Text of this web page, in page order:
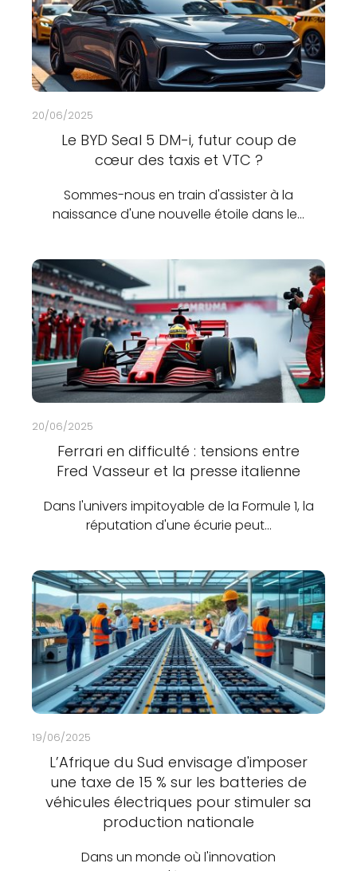
20/06/2025
Le BYD Seal 5 DM-i, futur coup de
cœur des taxis et VTC ?
Sommes-nous en train d'assister à la
naissance d'une nouvelle étoile dans le…
20/06/2025
Ferrari en difficulté : tensions entre
Fred Vasseur et la presse italienne
Dans l'univers impitoyable de la Formule 1, la
réputation d'une écurie peut…
19/06/2025
L’Afrique du Sud envisage d'imposer
une taxe de 15 % sur les batteries de
véhicules électriques pour stimuler sa
production nationale
Dans un monde où l'innovation